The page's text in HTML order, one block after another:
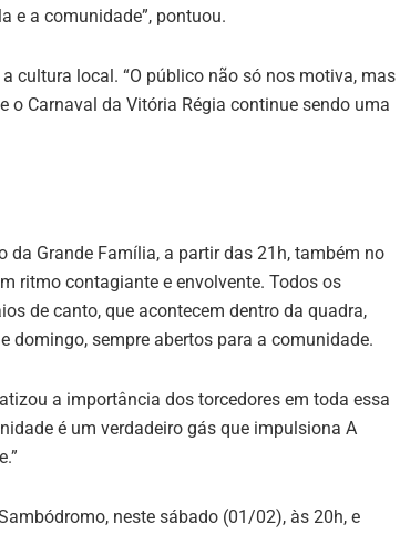
e a comunidade”, pontuou.
cultura local. “O público não só nos motiva, mas
Carnaval da Vitória Régia continue sendo uma
Grande Família, a partir das 21h, também no
ritmo contagiante e envolvente. Todos os
de canto, que acontecem dentro da quadra,
domingo, sempre abertos para a comunidade.
a importância dos torcedores em toda essa
é um verdadeiro gás que impulsiona A
neste sábado (01/02), às 20h, e